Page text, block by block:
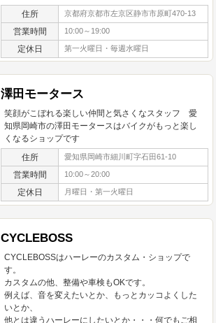
住所 京都府京都市左京区静市市原町470-13
営業時間 10:00～19:00
定休日 第一火曜日・毎週水曜日
澤田モータース
笑顔がこぼれる楽しい仲間と気さくなスタッフ 愛
知県岡崎市の澤田モータースはバイクがもっと楽し
くなるショップです
住所 愛知県岡崎市細川町字石田61-10
営業時間 10:00～20:00
定休日 月曜日・第一火曜日
CYCLEBOSS
CYCLEBOSSはハーレーのカスタム・ショップで
す。
カスタムの他、整備や車検もOKです。
例えば、音を変えたいとか、もっとカッコよくした
いとか、
他とは違うハーレーにしたいとか・・・何でもご相